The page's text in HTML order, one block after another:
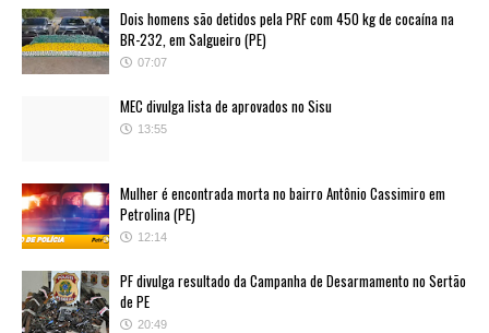
Dois homens são detidos pela PRF com 450 kg de cocaína na
BR-232, em Salgueiro (PE)
07:07
MEC divulga lista de aprovados no Sisu
13:55
Mulher é encontrada morta no bairro Antônio Cassimiro em
Petrolina (PE)
12:14
PF divulga resultado da Campanha de Desarmamento no Sertão
de PE
20:49